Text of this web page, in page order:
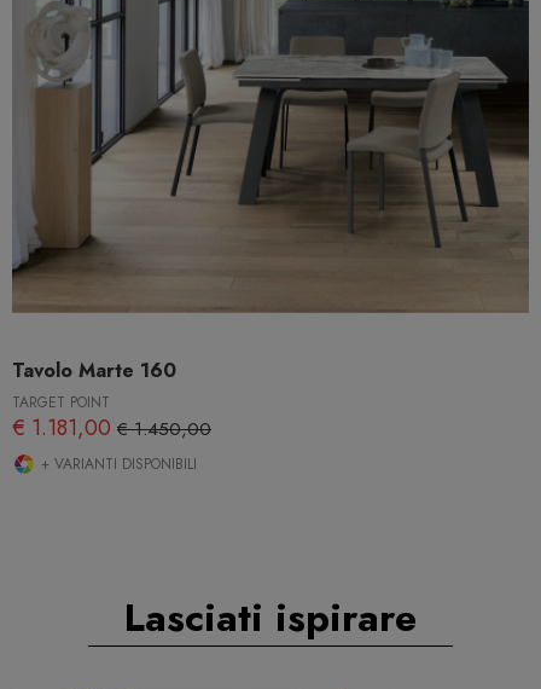
Tavolo Marte 160
TARGET POINT
€ 1.181,00 € 1.450,00
+ VARIANTI DISPONIBILI
Lasciati ispirare